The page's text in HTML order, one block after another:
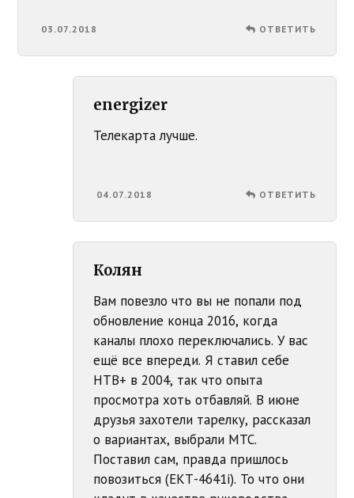
03.07.2018 ОТВЕТИТЬ
energizer
Телекарта лучше.
04.07.2018 ОТВЕТИТЬ
Колян
Вам повезло что вы не попали под
обновление конца 2016, когда
каналы плохо переключались. У вас
ещё все впереди. Я ставил себе
НТВ+ в 2004, так что опыта
просмотра хоть отбавляй. В июне
друзья захотели тарелку, рассказал
о вариантах, выбрали МТС.
Поставил сам, правда пришлось
повозиться (ЕКТ-4641i). То что они